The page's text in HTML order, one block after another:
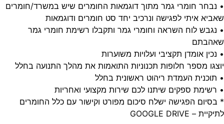
• נבחר חומרי גמר מתוך דוגמאות החומרים שיש במשרד/חומרים
שאביא איתי לפגישה ונרכיב יחד סט חומרים ודוגמאות
• נגבש לוח השראה וחומרי גמר ותקבלו רשימת חומרי גמר
שאהבתם
• נכין אומדן תקציבי ועלויות משוערות
יוצגו מספר חלופות תכנוניות התואמות את מהלך התנועה בחלל
• תוכנית העמדת ריהוט ראשונית בחלל
• רשימת ספקים שיתנו לכם שירות מקצועי ואחריות
* בסיום הפגישה ישלח סיכום מפורט וקישור עם כלל החומרים
לתיקיית – GOOGLE DRIVE